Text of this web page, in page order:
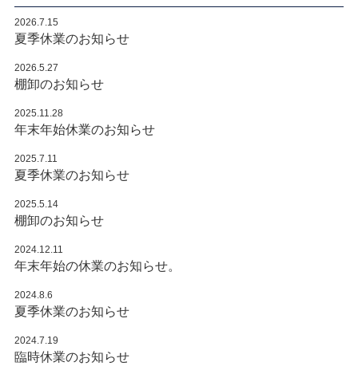
2026.7.15
夏季休業のお知らせ
2026.5.27
棚卸のお知らせ
2025.11.28
年末年始休業のお知らせ
2025.7.11
夏季休業のお知らせ
2025.5.14
棚卸のお知らせ
2024.12.11
年末年始の休業のお知らせ。
2024.8.6
夏季休業のお知らせ
2024.7.19
臨時休業のお知らせ